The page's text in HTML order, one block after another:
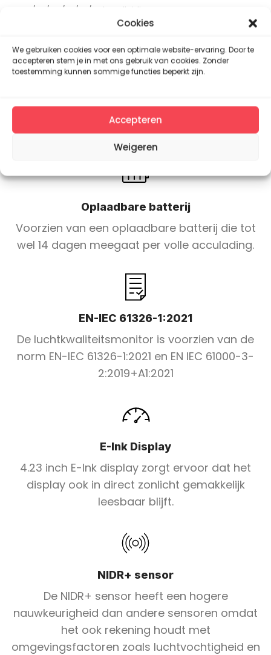
Cookies
We gebruiken cookies voor een optimale website-ervaring. Door te
accepteren stem je in met ons gebruik van cookies. Zonder
toestemming kunnen sommige functies beperkt zijn.
Accepteren
Weigeren
NL/EN/DU/FR/ES/PL handleiding
Bedrijfstemperatuur 0 - 50°C
Oplaadbare batterij
Voorzien van een oplaadbare batterij die tot
wel 14 dagen meegaat per volle acculading.
EN-IEC 61326-1:2021
De luchtkwaliteitsmonitor is voorzien van de
norm EN-IEC 61326-1:2021 en EN IEC 61000-3-
2:2019+A1:2021
E-Ink Display
4.23 inch E-Ink display zorgt ervoor dat het
display ook in direct zonlicht gemakkelijk
leesbaar blijft.
NIDR+ sensor
De NIDR+ sensor heeft een hogere
nauwkeurigheid dan andere sensoren omdat
het ook rekening houdt met
omgevingsfactoren zoals luchtvochtigheid en